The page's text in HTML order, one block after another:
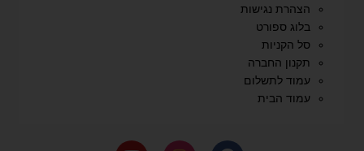
הצהרת נגישות
בלוג ספורט
סל הקניות
תקנון החברה
עמוד לתשלום
עמוד הבית